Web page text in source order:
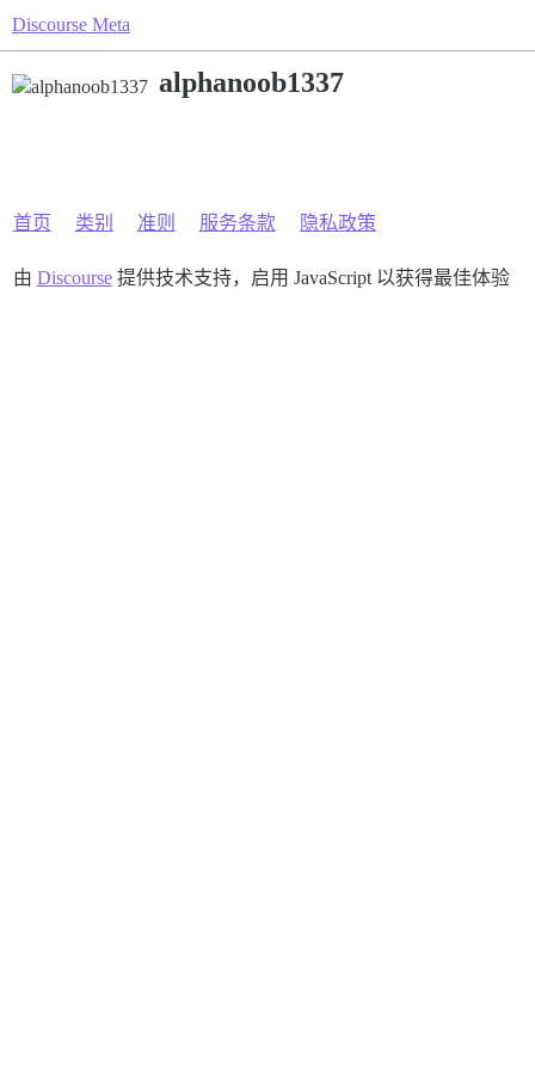
Discourse Meta
alphanoob1337
首页 类别 准则 服务条款 隐私政策
由 Discourse提供技术支持，启用 JavaScript 以获得最佳体验